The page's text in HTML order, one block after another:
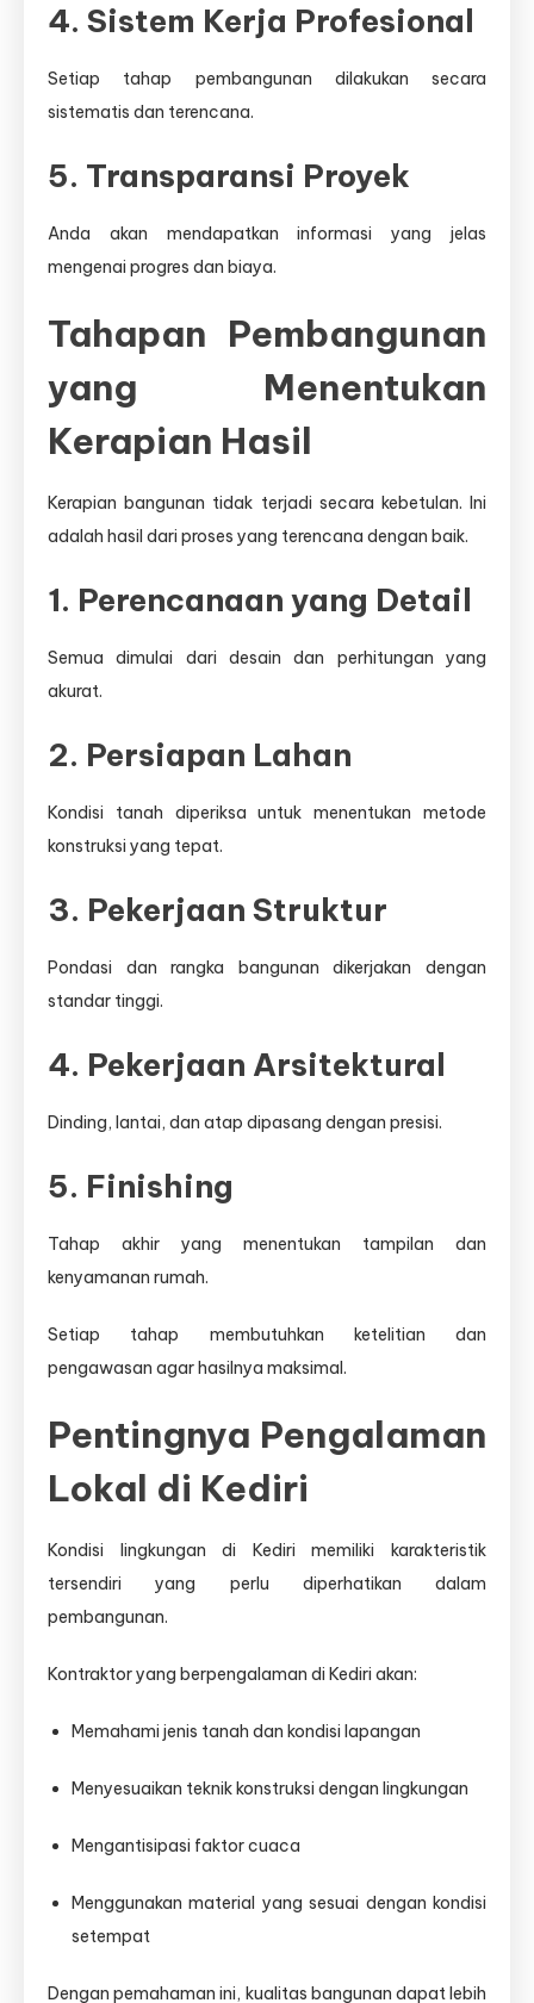
4. Sistem Kerja Profesional
Setiap tahap pembangunan dilakukan secara
sistematis dan terencana.
5. Transparansi Proyek
Anda akan mendapatkan informasi yang jelas
mengenai progres dan biaya.
Tahapan Pembangunan
yang Menentukan
Kerapian Hasil
Kerapian bangunan tidak terjadi secara kebetulan. Ini
adalah hasil dari proses yang terencana dengan baik.
1. Perencanaan yang Detail
Semua dimulai dari desain dan perhitungan yang
akurat.
2. Persiapan Lahan
Kondisi tanah diperiksa untuk menentukan metode
konstruksi yang tepat.
3. Pekerjaan Struktur
Pondasi dan rangka bangunan dikerjakan dengan
standar tinggi.
4. Pekerjaan Arsitektural
Dinding, lantai, dan atap dipasang dengan presisi.
5. Finishing
Tahap akhir yang menentukan tampilan dan
kenyamanan rumah.
Setiap tahap membutuhkan ketelitian dan
pengawasan agar hasilnya maksimal.
Pentingnya Pengalaman
Lokal di Kediri
Kondisi lingkungan di Kediri memiliki karakteristik
tersendiri yang perlu diperhatikan dalam
pembangunan.
Kontraktor yang berpengalaman di Kediri akan:
Memahami jenis tanah dan kondisi lapangan
Menyesuaikan teknik konstruksi dengan lingkungan
Mengantisipasi faktor cuaca
Menggunakan material yang sesuai dengan kondisi
setempat
Dengan pemahaman ini, kualitas bangunan dapat lebih